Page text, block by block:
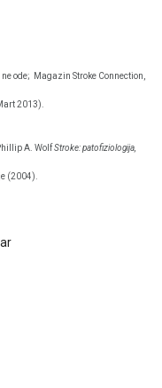
ode; Magazin Stroke Connection,
2013).
A. WolfStroke: patofiziologija,
(2004).